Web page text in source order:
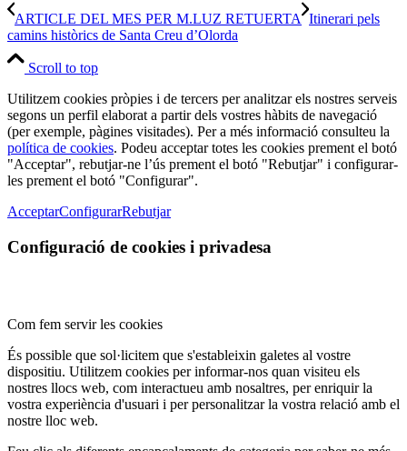
ARTICLE DEL MES PER M.LUZ RETUERTA Itinerari pels
camins històrics de Santa Creu d’Olorda
Scroll to top
Utilitzem cookies pròpies i de tercers per analitzar els nostres serveis
segons un perfil elaborat a partir dels vostres hàbits de navegació
(per exemple, pàgines visitades). Per a més informació consulteu la
política de cookies. Podeu acceptar totes les cookies prement el botó
"Acceptar", rebutjar-ne l’ús prement el botó "Rebutjar" i configurar-
les prement el botó "Configurar".
AcceptarConfigurarRebutjar
Configuració de cookies i privadesa
Com fem servir les cookies
És possible que sol·licitem que s'estableixin galetes al vostre
dispositiu. Utilitzem cookies per informar-nos quan visiteu els
nostres llocs web, com interactueu amb nosaltres, per enriquir la
vostra experiència d'usuari i per personalitzar la vostra relació amb el
nostre lloc web.